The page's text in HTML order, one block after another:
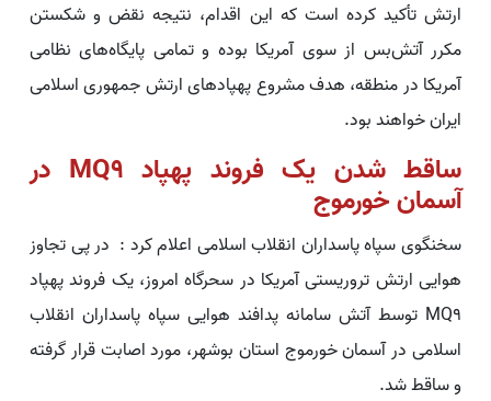
ارتش تأکید کرده است که این اقدام، نتیجه نقض و شکستن
مکرر آتش‌بس از سوی آمریکا بوده و تمامی پایگاه‌های نظامی
آمریکا در منطقه، هدف مشروع پهپادهای ارتش جمهوری اسلامی
ایران خواهند بود.
ساقط شدن یک فروند پهپاد MQ9 در
آسمان خورموج
سخنگوی سپاه پاسداران انقلاب اسلامی اعلام کرد : در پی تجاوز
هوایی ارتش تروریستی آمریکا در سحرگاه امروز، یک فروند پهپاد
MQ9 توسط آتش سامانه پدافند هوایی سپاه پاسداران انقلاب
اسلامی در آسمان خورموج استان بوشهر، مورد اصابت قرار گرفته
و ساقط شد.